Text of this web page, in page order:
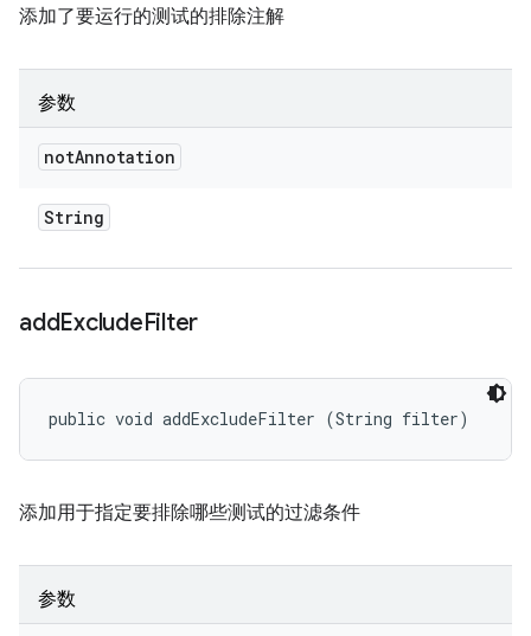
添加了要运行的测试的排除注解
参数
notAnnotation
String
addExcludeFilter
public void addExcludeFilter (String filter)
添加用于指定要排除哪些测试的过滤条件
参数